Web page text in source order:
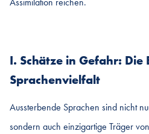
I. Schätze in Gefahr:
Sprachenvielfalt
Aussterbende Sprachen sind nicht
sondern auch einzigartige Träger